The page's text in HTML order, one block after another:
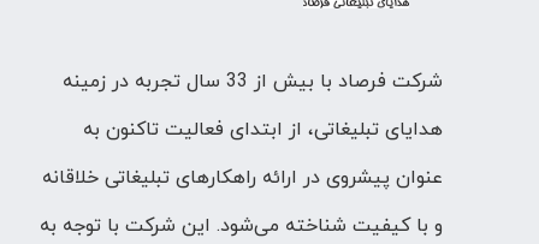
شرکت فرصاد با بیش از 33 سال تجربه در زمینه
هدایای تبلیغاتی، از ابتدای فعالیت تاکنون به
عنوان پیشروی در ارائه راهکارهای تبلیغاتی خلاقانه
و با کیفیت شناخته می‌شود. این شرکت با توجه به